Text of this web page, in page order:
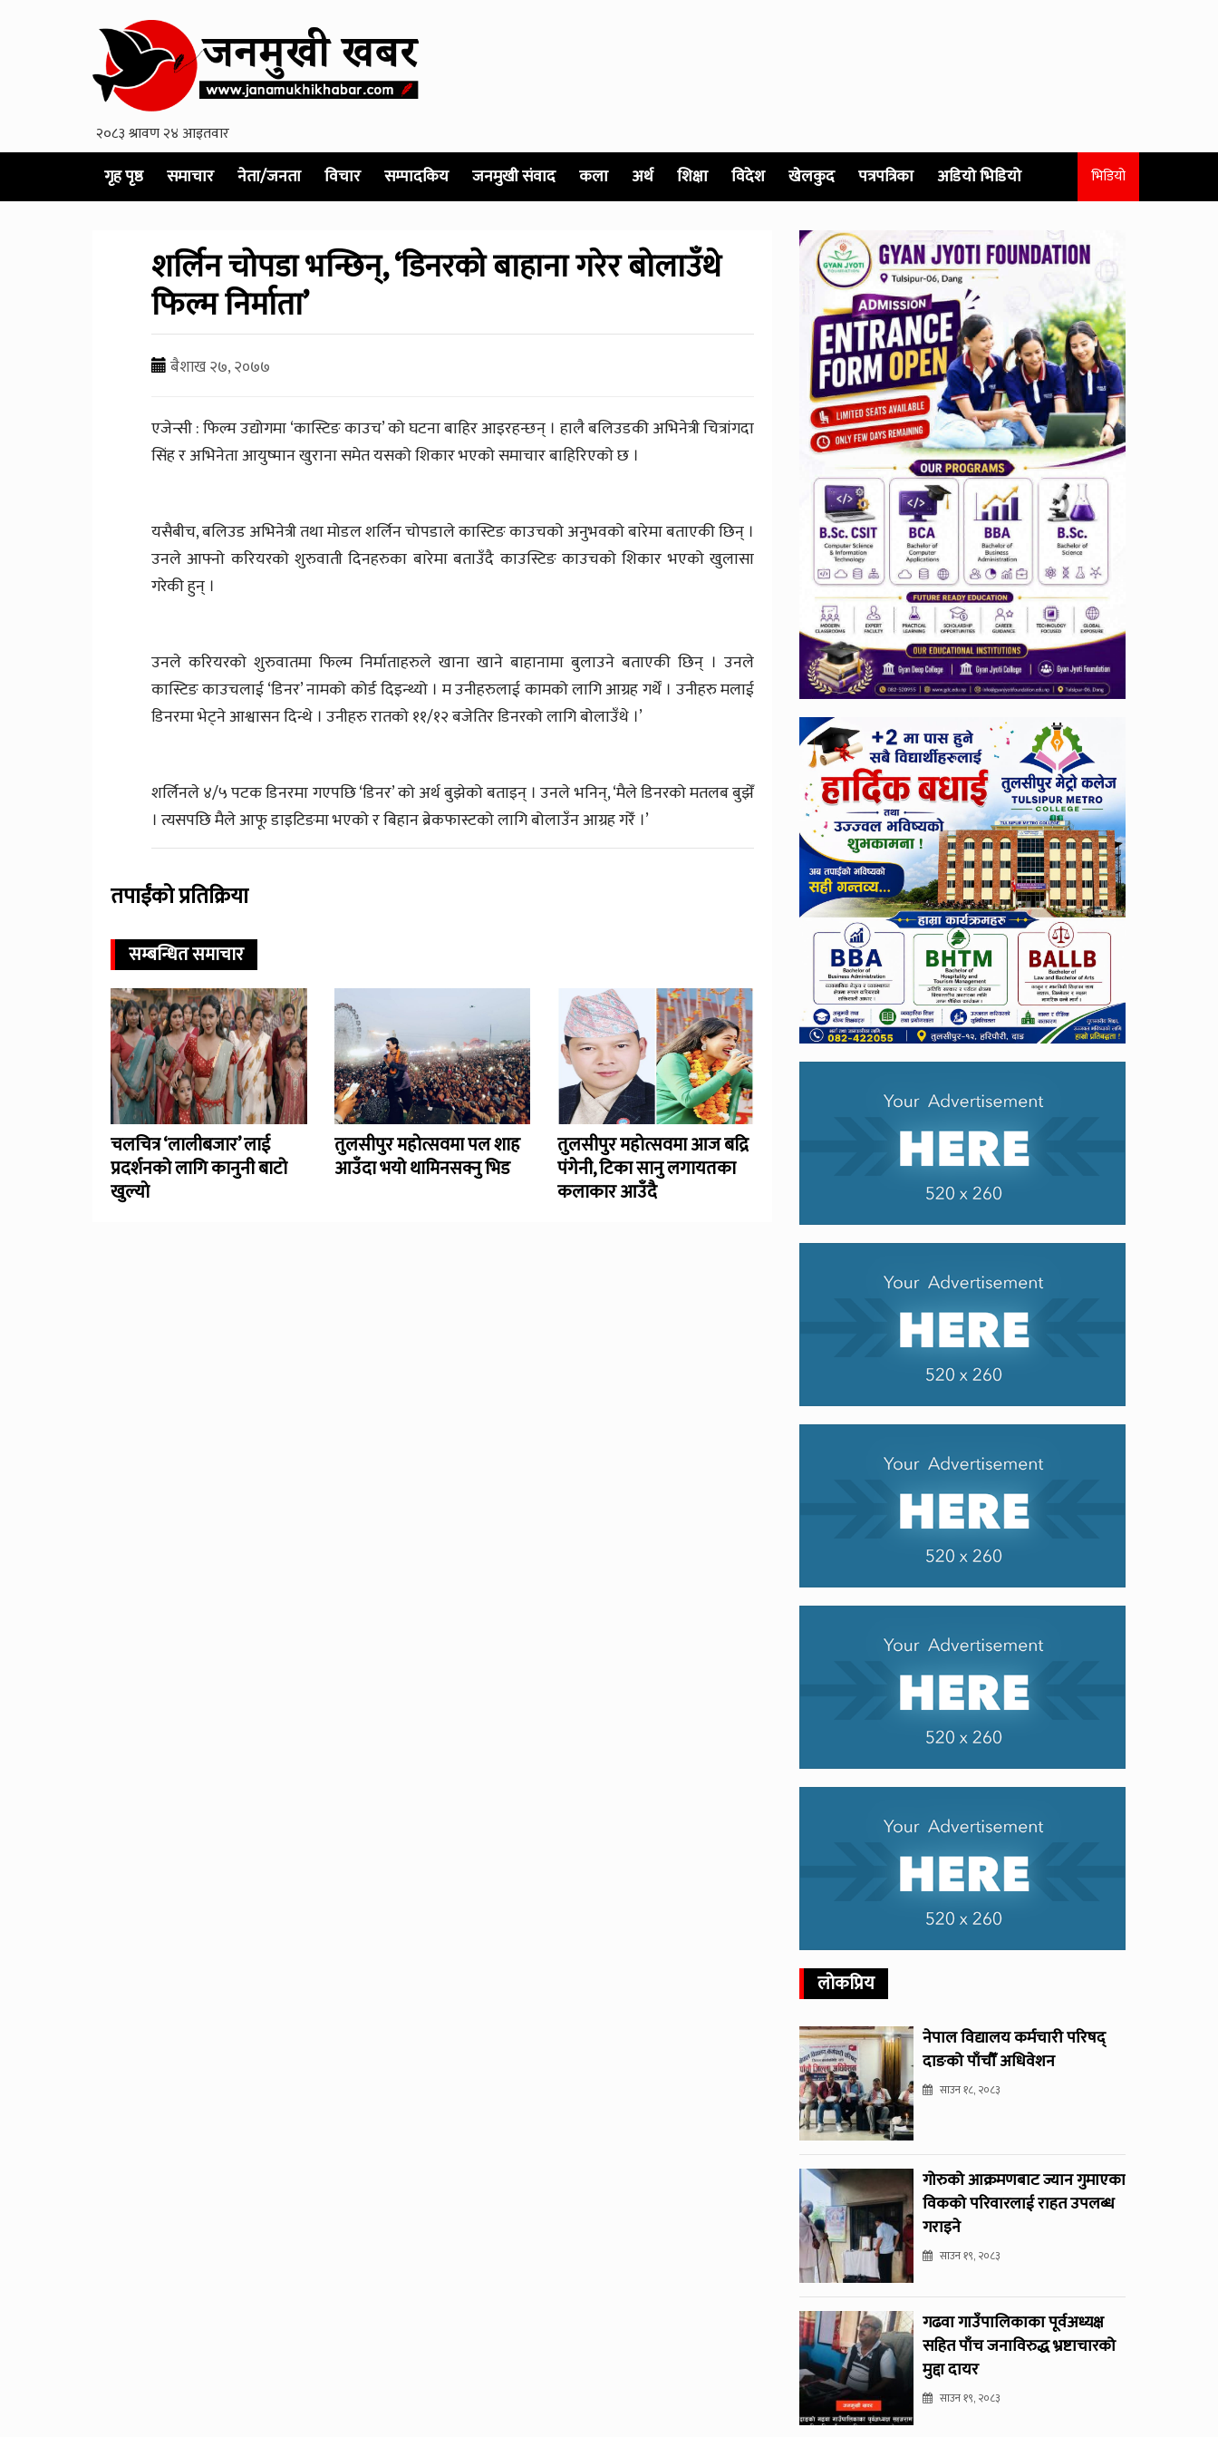
गृह पृष्ठ समाचार नेता/जनता विचार सम्पादकिय जनमुखी संवाद कला अर्थ शिक्षा विदेश खेलकुद पत्रपत्रिका अडियो भिडियो भिडियो
शर्लिन चोपडा भन्छिन्, ‘डिनरको बाहाना गरेर बोलाउँथे
फिल्म निर्माता’
बैशाख २७, २०७७
एजेन्सी : फिल्म उद्योगमा ‘कास्टिङ काउच’ को घटना बाहिर आइरहन्छन् । हालै बलिउडकी अभिनेत्री चित्रांगदा
सिंह र अभिनेता आयुष्मान खुराना समेत यसको शिकार भएको समाचार बाहिरिएको छ ।
यसैबीच, बलिउड अभिनेत्री तथा मोडल शर्लिन चोपडाले कास्टिङ काउचको अनुभवको बारेमा बताएकी छिन् ।
उनले आफ्नो करियरको शुरुवाती दिनहरुका बारेमा बताउँदै काउस्टिङ काउचको शिकार भएको खुलासा
गरेकी हुन् ।
उनले करियरको शुरुवातमा फिल्म निर्माताहरुले खाना खाने बाहानामा बुलाउने बताएकी छिन् । उनले
कास्टिङ काउचलाई ‘डिनर’ नामको कोर्ड दिइन्थ्यो । म उनीहरुलाई कामको लागि आग्रह गर्थें । उनीहरु मलाई
डिनरमा भेट्ने आश्वासन दिन्थे । उनीहरु रातको ११/१२ बजेतिर डिनरको लागि बोलाउँथे ।’
शर्लिनले ४/५ पटक डिनरमा गएपछि ‘डिनर’ को अर्थ बुझेको बताइन् । उनले भनिन्, ‘मैले डिनरको मतलब बुझेँ
। त्यसपछि मैले आफू डाइटिङमा भएको र बिहान ब्रेकफास्टको लागि बोलाउँन आग्रह गरेँ ।’
तपाईंको प्रतिक्रिया
सम्बन्धित समाचार
चलचित्र ‘लालीबजार’ लाई
प्रदर्शनको लागि कानुनी बाटो
खुल्याे
तुलसीपुर महोत्सवमा पल शाह
आउँदा भयो थामिनसक्नु भिड
तुलसीपुर महोत्सवमा आज बद्रि
पंगेनी, टिका सानु लगायतका
कलाकार आउँदै
लोकप्रिय
नेपाल विद्यालय कर्मचारी परिषद्
दाङको पाँचौँ अधिवेशन
साउन १८, २०८३
गोरुको आक्रमणबाट ज्यान गुमाएका
विकको परिवारलाई राहत उपलब्ध
गराइने
साउन १९, २०८३
गढवा गाउँपालिकाका पूर्वअध्यक्ष
सहित पाँच जनाविरुद्ध भ्रष्टाचारको
मुद्दा दायर
साउन १९, २०८३